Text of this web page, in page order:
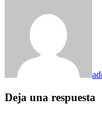
Deja una respuesta